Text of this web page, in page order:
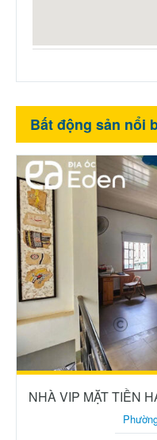
Bất động sản nổi
NHÀ VIP MẶT TIỀN